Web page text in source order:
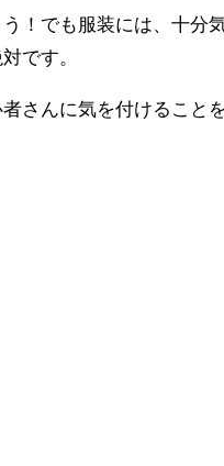
！でも服装には、十分
です。
さんに気を付けること